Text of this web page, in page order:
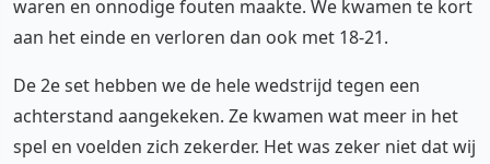
waren en onnodige fouten maakte. We kwamen te kort
aan het einde en verloren dan ook met 18-21.
De 2e set hebben we de hele wedstrijd tegen een
achterstand aangekeken. Ze kwamen wat meer in het
spel en voelden zich zekerder. Het was zeker niet dat wij